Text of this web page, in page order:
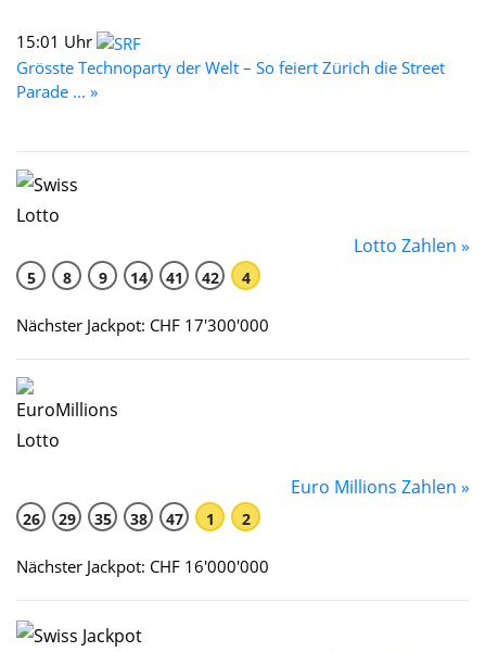
15:01 Uhr
Grösste Technoparty der Welt – So feiert Zürich die Street
Parade ... »
Lotto Zahlen »
5 8 9 14 41 42 4
Nächster Jackpot: CHF 17'300'000
Euro Millions Zahlen »
26 29 35 38 47 1 2
Nächster Jackpot: CHF 16'000'000